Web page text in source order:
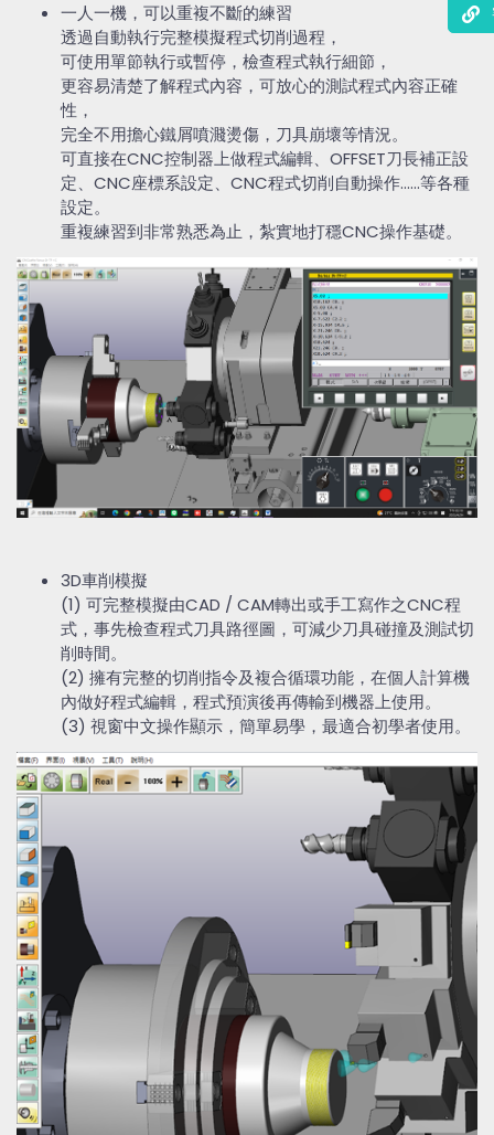
一人一機，可以重複不斷的練習
透過自動執行完整模擬程式切削過程，
可使用單節執行或暫停，檢查程式執行細節，
更容易清楚了解程式內容，可放心的測試程式內容正確
性，
完全不用擔心鐵屑噴濺燙傷，刀具崩壞等情況。
可直接在CNC控制器上做程式編輯、OFFSET刀長補正設
定、CNC座標系設定、CNC程式切削自動操作......等各種
設定。
重複練習到非常熟悉為止，紮實地打穩CNC操作基礎。
3D車削模擬
(1) 可完整模擬由CAD / CAM轉出或手工寫作之CNC程
式，事先檢查程式刀具路徑圖，可減少刀具碰撞及測試切
削時間。
(2) 擁有完整的切削指令及複合循環功能，在個人計算機
內做好程式編輯，程式預演後再傳輸到機器上使用。
(3) 視窗中文操作顯示，簡單易學，最適合初學者使用。